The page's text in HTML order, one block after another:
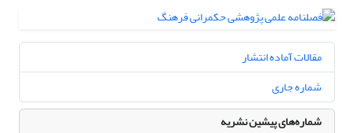
مقالات آماده انتشار
شماره جاری
شماره‌های پیشین نشریه